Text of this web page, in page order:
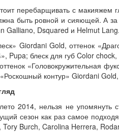
перебарщивать с
быть ровной и сияющей. А
Galliano, Dsquared и Helmut Lang.
Giordani Gold, оттенок
Pupa; блеск для губ Color
«Головокружительная
контур» Giordani
2014, нельзя не
сезон как раз самое
Burch, Carolina Herrera,